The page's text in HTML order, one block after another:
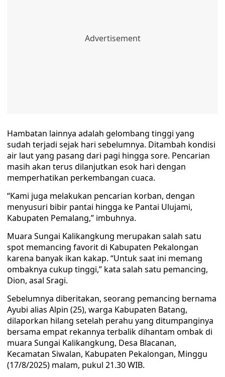
Hambatan lainnya adalah gelombang tinggi yang
sudah terjadi sejak hari sebelumnya. Ditambah kondisi
air laut yang pasang dari pagi hingga sore. Pencarian
masih akan terus dilanjutkan esok hari dengan
memperhatikan perkembangan cuaca.
“Kami juga melakukan pencarian korban, dengan
menyusuri bibir pantai hingga ke Pantai Ulujami,
Kabupaten Pemalang,” imbuhnya.
Muara Sungai Kalikangkung merupakan salah satu
spot memancing favorit di Kabupaten Pekalongan
karena banyak ikan kakap. “Untuk saat ini memang
ombaknya cukup tinggi,” kata salah satu pemancing,
Dion, asal Sragi.
Sebelumnya diberitakan, seorang pemancing bernama
Ayubi alias Alpin (25), warga Kabupaten Batang,
dilaporkan hilang setelah perahu yang ditumpanginya
bersama empat rekannya terbalik dihantam ombak di
muara Sungai Kalikangkung, Desa Blacanan,
Kecamatan Siwalan, Kabupaten Pekalongan, Minggu
(17/8/2025) malam, pukul 21.30 WIB.